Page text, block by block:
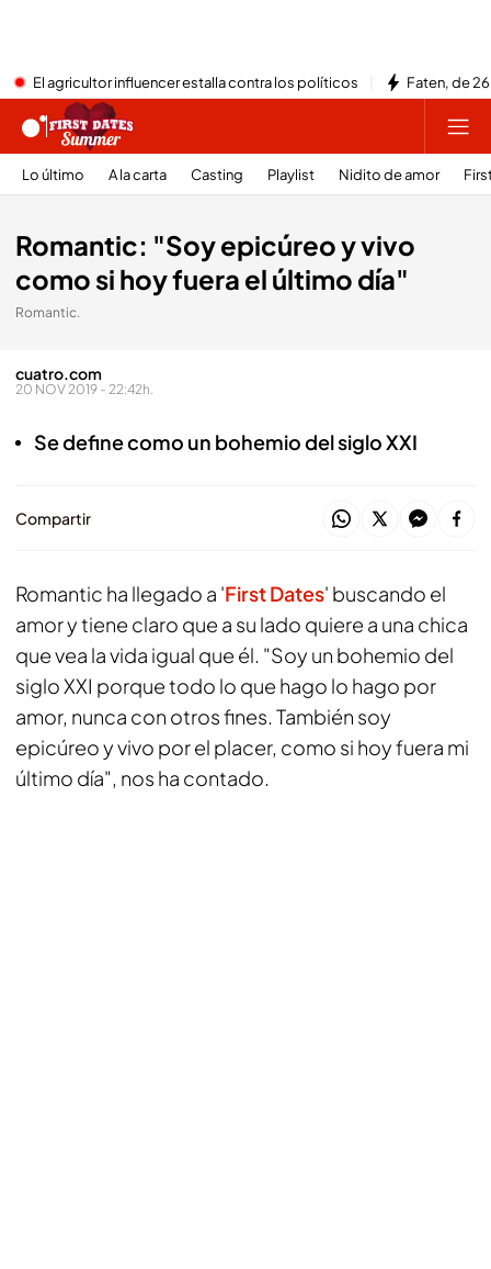
El agricultor influencer estalla contra los políticos Faten, de
Lo último A la carta Casting Playlist Nidito de amor
Romantic: "Soy epicúreo y vivo
como si hoy fuera el último día"
Romantic.
cuatro.com
20 NOV 2019 - 22:42h.
Se define como un bohemio del siglo XXI
Compartir
Romantic ha llegado a 'First Dates' buscando el
amor y tiene claro que a su lado quiere a una chica
que vea la vida igual que él. "Soy un bohemio del
siglo XXI porque todo lo que hago lo hago por
amor, nunca con otros fines. También soy
epicúreo y vivo por el placer, como si hoy fuera mi
último día", nos ha contado.